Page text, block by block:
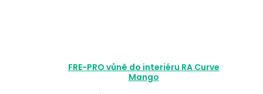
FRE-PRO vůně do interiéru RA Curve
Mango